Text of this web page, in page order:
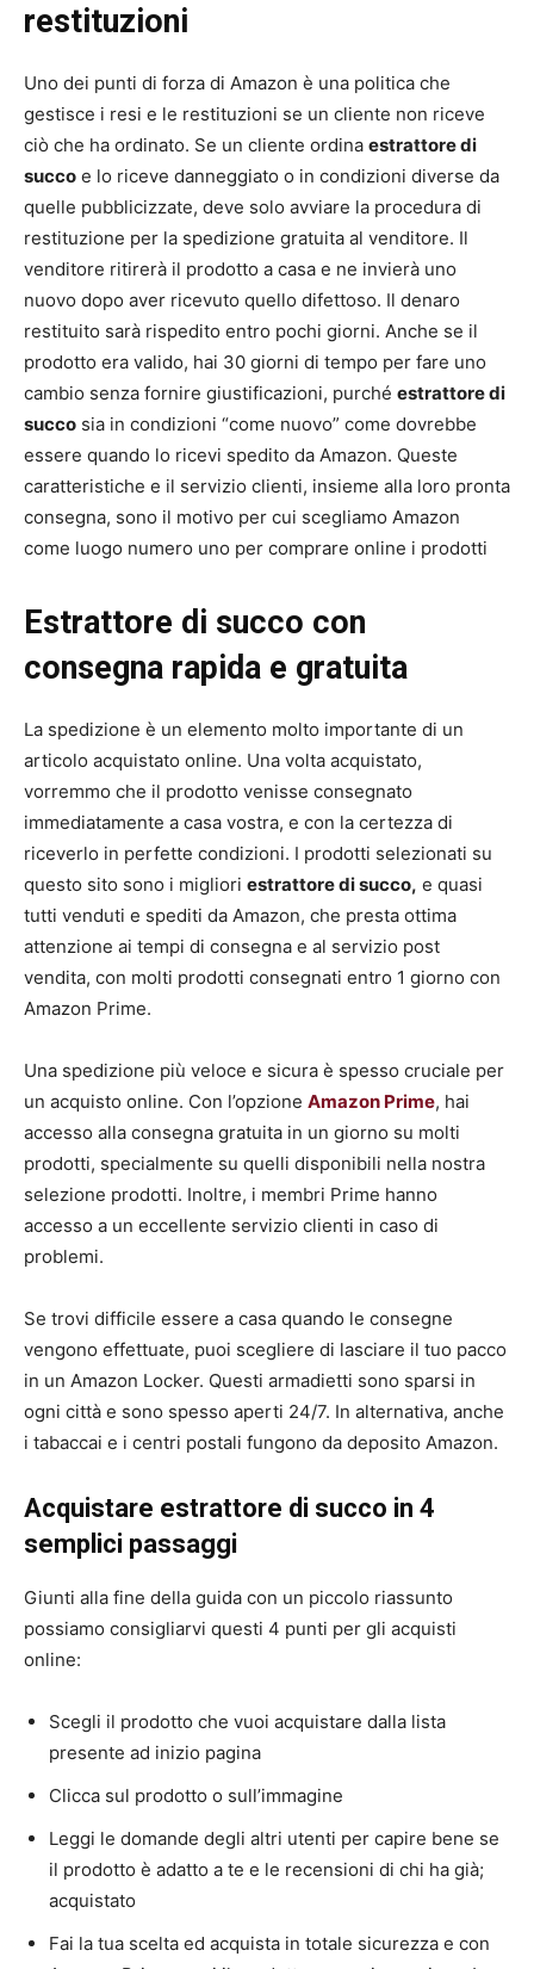
restituzioni
Uno dei punti di forza di Amazon è una politica che
gestisce i resi e le restituzioni se un cliente non riceve
ciò che ha ordinato. Se un cliente ordina estrattore di
succo e lo riceve danneggiato o in condizioni diverse da
quelle pubblicizzate, deve solo avviare la procedura di
restituzione per la spedizione gratuita al venditore. Il
venditore ritirerà il prodotto a casa e ne invierà uno
nuovo dopo aver ricevuto quello difettoso. Il denaro
restituito sarà rispedito entro pochi giorni. Anche se il
prodotto era valido, hai 30 giorni di tempo per fare uno
cambio senza fornire giustificazioni, purché estrattore di
succo sia in condizioni “come nuovo” come dovrebbe
essere quando lo ricevi spedito da Amazon. Queste
caratteristiche e il servizio clienti, insieme alla loro pronta
consegna, sono il motivo per cui scegliamo Amazon
come luogo numero uno per comprare online i prodotti
Estrattore di succo con
consegna rapida e gratuita
La spedizione è un elemento molto importante di un
articolo acquistato online. Una volta acquistato,
vorremmo che il prodotto venisse consegnato
immediatamente a casa vostra, e con la certezza di
riceverlo in perfette condizioni. I prodotti selezionati su
questo sito sono i migliori estrattore di succo, e quasi
tutti venduti e spediti da Amazon, che presta ottima
attenzione ai tempi di consegna e al servizio post
vendita, con molti prodotti consegnati entro 1 giorno con
Amazon Prime.
Una spedizione più veloce e sicura è spesso cruciale per
un acquisto online. Con l’opzione Amazon Prime, hai
accesso alla consegna gratuita in un giorno su molti
prodotti, specialmente su quelli disponibili nella nostra
selezione prodotti. Inoltre, i membri Prime hanno
accesso a un eccellente servizio clienti in caso di
problemi.
Se trovi difficile essere a casa quando le consegne
vengono effettuate, puoi scegliere di lasciare il tuo pacco
in un Amazon Locker. Questi armadietti sono sparsi in
ogni città e sono spesso aperti 24/7. In alternativa, anche
i tabaccai e i centri postali fungono da deposito Amazon.
Acquistare estrattore di succo in 4
semplici passaggi
Giunti alla fine della guida con un piccolo riassunto
possiamo consigliarvi questi 4 punti per gli acquisti
online:
Scegli il prodotto che vuoi acquistare dalla lista
presente ad inizio pagina
Clicca sul prodotto o sull’immagine
Leggi le domande degli altri utenti per capire bene se
il prodotto è adatto a te e le recensioni di chi ha già;
acquistato
Fai la tua scelta ed acquista in totale sicurezza e con